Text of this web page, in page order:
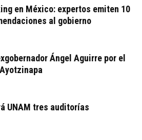
en México: expertos emiten 10
al gobierno
Ángel Aguirre por el
UNAM tres auditorías